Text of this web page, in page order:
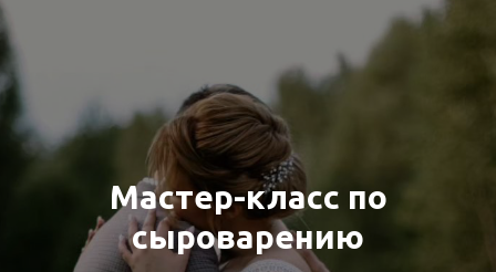
Мастер-класс по
сыроварению